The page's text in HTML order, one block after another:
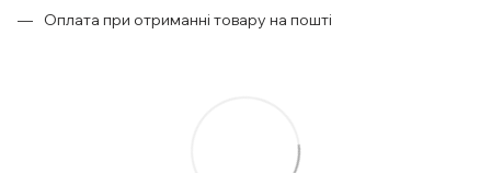
Оплата при отриманні товару на пошті